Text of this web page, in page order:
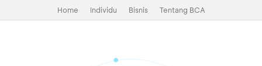
Home Individu Bisnis Tentang BCA